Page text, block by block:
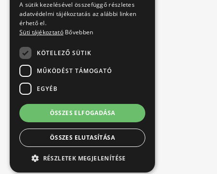
A sütik kezelésével összefüggő részletes
adatvédelmi tájékoztatás az alábbi linken
érhető el.
Süti tájékoztató Bővebben
KÖTELEZŐ SÜTIK
MŰKÖDÉST TÁMOGATÓ
EGYÉB
ÖSSZES ELFOGADÁSA
ÖSSZES ELUTASÍTÁSA
RÉSZLETEK MEGJELENÍTÉSE